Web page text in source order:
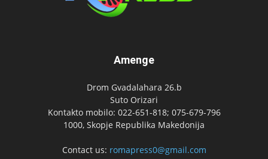
Amenge
Drom Gvadalahara 26.b
Suto Orizari
Kontakto mobilo: 022-651-818; 075-679-796
1000, Skopje Republika Makedonija
Contact us: romapress0@gmail.com